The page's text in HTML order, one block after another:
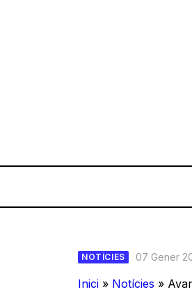
NOTÍCIES 07 Gener
Inici » Notícies »